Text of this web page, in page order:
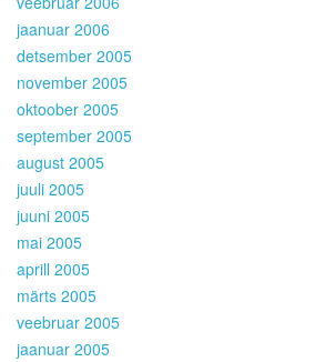
jaanuar 2006
detsember 2005
november 2005
oktoober 2005
september 2005
august 2005
juuli 2005
juuni 2005
mai 2005
aprill 2005
märts 2005
veebruar 2005
jaanuar 2005